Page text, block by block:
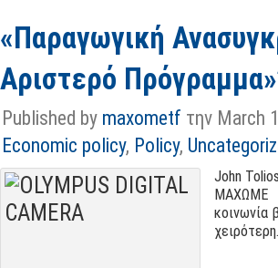
«Παραγωγική
Αριστερό
Published by maxometf την March
Economic policy, Policy,
John
ΜΑΧΩΜΕ
κοινωνία
χειρότερη.